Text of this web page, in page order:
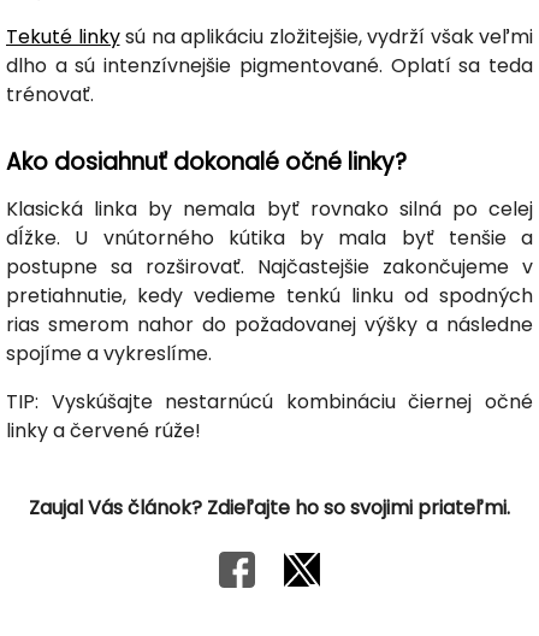
Tekuté linkysú na aplikáciu zložitejšie, vydrží však veľmi
dlho a sú intenzívnejšie pigmentované. Oplatí sa teda
trénovať.
Ako dosiahnuť dokonalé očné linky?
Klasická linka by nemala byť rovnako silná po celej
dĺžke. U vnútorného kútika by mala byť tenšie a
postupne sa rozširovať. Najčastejšie zakončujeme v
pretiahnutie, kedy vedieme tenkú linku od spodných
rias smerom nahor do požadovanej výšky a následne
spojíme a vykreslíme.
TIP: Vyskúšajte nestarnúcú kombináciu čiernej očné
linky a červené rúže!
Zaujal Vás článok? Zdieľajte ho so svojimi priateľmi.